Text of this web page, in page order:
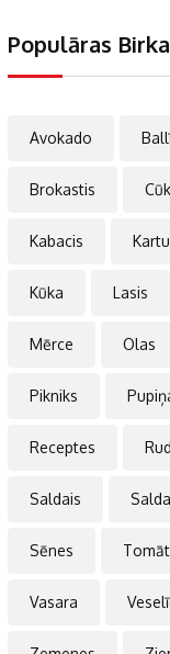
Populāras
Avokado
Brokastis
Kabacis
Kūka Lasis
Mērce Olas
Pikniks
Receptes
Saldais
Sēnes
Vasara